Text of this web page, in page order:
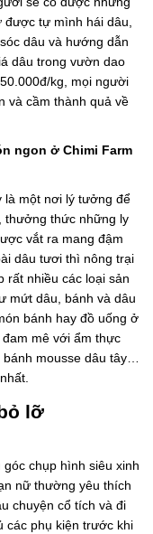
tự mình hái dâu,
dâu và hướng dẫn
dâu trong vườn dao
kg, mọi người
và cầm thành quả về
ngon ở Chimi Farm
là một nơi lý tưởng để
thưởng thức những ly
vắt ra mang đậm
dâu tươi thì nông trại
rất nhiều các loại sản
mứt dâu, bánh và dâu
bánh hay đồ uống ở
mê với ẩm thực
mousse dâu tây…
lỡ
chụp hình siêu xinh
nữ thường yêu thích
chuyện cổ tích và đi
các phụ kiện trước khi